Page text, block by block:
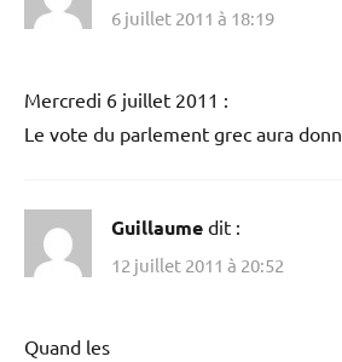
6 juillet 2011 à 18:19
Mercredi 6 juillet 2011 :
Le vote du parlement grec aura donn
Guillaume dit :
12 juillet 2011 à 20:52
Quand les